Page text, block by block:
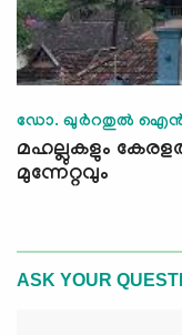
ഡോ. ഖുര്‍റതുല്‍
മഹല്ലുകളും
മുന്നേറ്റവും
ASK YOUR